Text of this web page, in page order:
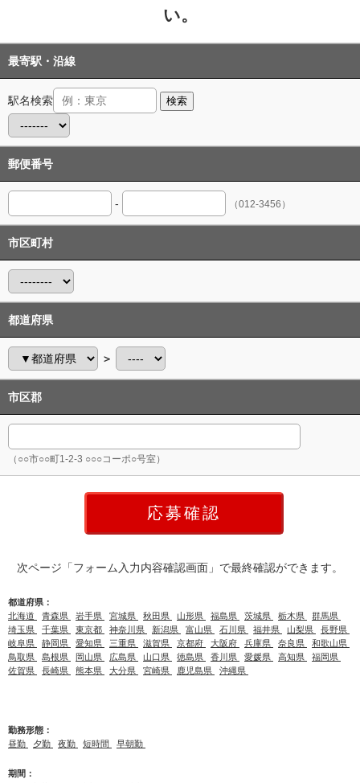
い。
最寄駅・沿線
駅名検索 検索
郵便番号
- （012-3456）
市区町村
都道府県
＞
市区郡
（○○市○○町1-2-3 ○○○コーポ○号室）
次ページ「フォーム入力内容確認画面」で最終確認ができます。
都道府県：
北海道
青森県 岩手県 宮城県 秋田県 山形県 福島県 茨城県 栃木県
群馬県
埼玉県
千葉県 東京都 神奈川県 新潟県 富山県 石川県 福井県 山梨県
長野県
岐阜県
静岡県 愛知県 三重県 滋賀県 京都府 大阪府 兵庫県 奈良県
和歌山県
鳥取県
島根県 岡山県 広島県 山口県 徳島県 香川県 愛媛県 高知県
福岡県
佐賀県
長崎県 熊本県 大分県 宮崎県 鹿児島県 沖縄県
勤務形態：
昼勤
夕勤 夜勤 短時間 早朝勤
期間：